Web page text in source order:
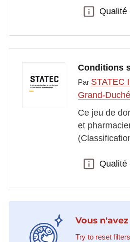
Qualité
Qualité
Conditions
Par STATEC
Grand-
Ce jeu de
et
Qualité
Qualité
Vous
Try to reset